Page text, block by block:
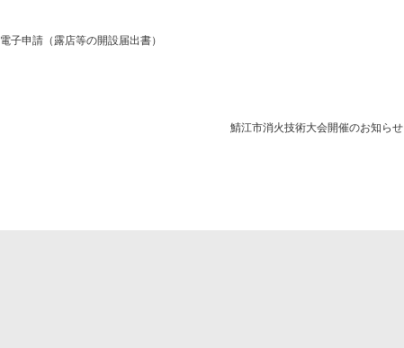
電子申請（露店等の開設届出書）
鯖江市消火技術大会開催のお知らせ